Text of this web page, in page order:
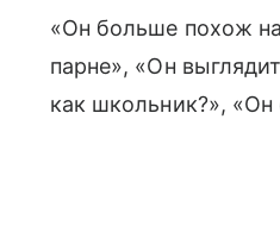
«Он больше похож
парне», «Он
как школьник?»,